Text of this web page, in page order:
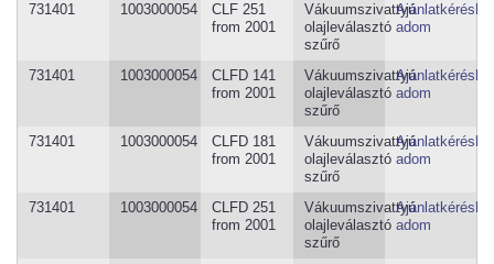
731401 1003000054
CLF 251
from 2001
Vákuumszivattyú
olajleválasztó
szűrő
adom
731401 1003000054
CLFD 141
from 2001
Vákuumszivattyú
olajleválasztó
szűrő
adom
731401 1003000054
CLFD 181
from 2001
Vákuumszivattyú
olajleválasztó
szűrő
adom
731401 1003000054
CLFD 251
from 2001
Vákuumszivattyú
olajleválasztó
szűrő
adom